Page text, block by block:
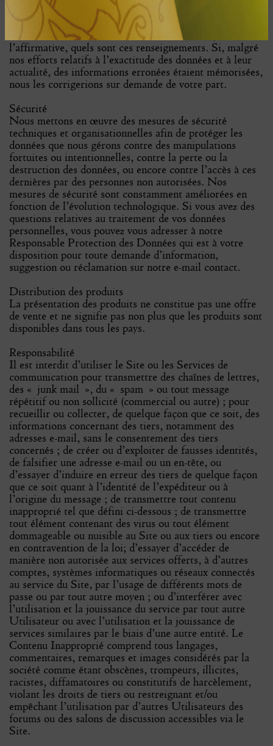
par écrit (et immédiatement si possible), conformément
au droit en vigueur, si des renseignements personnels
vous concernant sont mémorisés chez nous et, dans
l’affirmative, quels sont ces renseignements. Si, malgré
nos efforts relatifs à l’exactitude des données et à leur
actualité, des informations erronées étaient mémorisées,
nous les corrigerions sur demande de votre part.
Sécurité
Nous mettons en œuvre des mesures de sécurité
techniques et organisationnelles afin de protéger les
données que nous gérons contre des manipulations
fortuites ou intentionnelles, contre la perte ou la
destruction des données, ou encore contre l’accès à ces
dernières par des personnes non autorisées. Nos
mesures de sécurité sont constamment améliorées en
fonction de l’évolution technologique. Si vous avez des
questions relatives au traitement de vos données
personnelles, vous pouvez vous adresser à notre
Responsable Protection des Données qui est à votre
disposition pour toute demande d’information,
suggestion ou réclamation sur notre e-mail contact.
Distribution des produits
La présentation des produits ne constitue pas une offre
de vente et ne signifie pas non plus que les produits sont
disponibles dans tous les pays.
Responsabilité
Il est interdit d’utiliser le Site ou les Services de
communication pour transmettre des chaînes de lettres,
des « junk mail », du « spam » ou tout message
répétitif ou non sollicité (commercial ou autre) ; pour
recueillir ou collecter, de quelque façon que ce soit, des
informations concernant des tiers, notamment des
adresses e-mail, sans le consentement des tiers
concernés ; de créer ou d’exploiter de fausses identités,
de falsifier une adresse e-mail ou un en-tête, ou
d’essayer d’induire en erreur des tiers de quelque façon
que ce soit quant à l’identité de l’expéditeur ou à
l’origine du message ; de transmettre tout contenu
inapproprié tel que défini ci-dessous ; de transmettre
tout élément contenant des virus ou tout élément
dommageable ou nuisible au Site ou aux tiers ou encore
en contravention de la loi; d’essayer d’accéder de
manière non autorisée aux services offerts, à d’autres
comptes, systèmes informatiques ou réseaux connectés
au service du Site, par l’usage de différents mots de
passe ou par tout autre moyen ; ou d’interférer avec
l’utilisation et la jouissance du service par tout autre
Utilisateur ou avec l’utilisation et la jouissance de
services similaires par le biais d’une autre entité. Le
Contenu Inapproprié comprend tous langages,
commentaires, remarques et images considérés par la
société comme étant obscènes, trompeurs, illicites,
racistes, diffamatoires ou constitutifs de harcèlement,
violant les droits de tiers ou restreignant et/ou
empêchant l’utilisation par d’autres Utilisateurs des
forums ou des salons de discussion accessibles via le
Site.